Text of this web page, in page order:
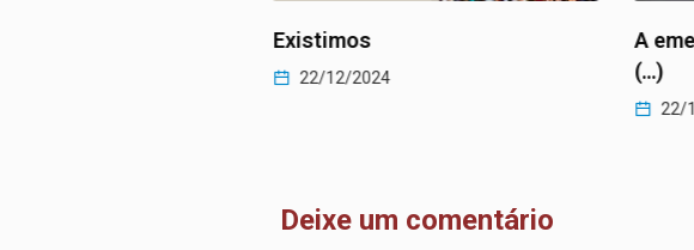
A emergência da sensibilidade
(…)
As
22/
Deixe um comentário